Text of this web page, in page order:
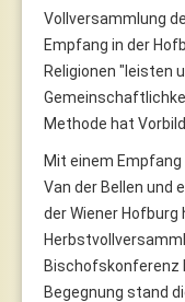
Vollversammlung
Empfang in der
Religionen "leisten
Methode hat
Mit einem
Van der Bellen und
der Wiener
Bischofskonferenz
Begegnung stand